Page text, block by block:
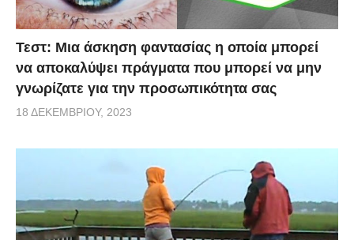
Τεστ: Μια άσκηση φαντασίας η οποία μπορεί
να αποκαλύψει πράγματα που μπορεί να μην
γνωρίζατε για την προσωπικότητα σας
18 ΔΕΚΕΜΒΡΊΟΥ, 2023